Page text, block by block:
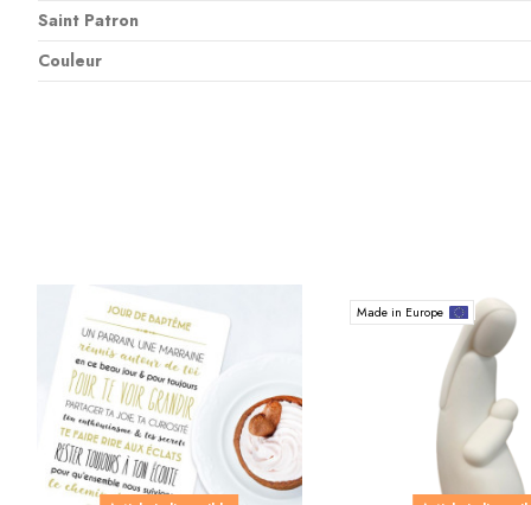
Saint Patron
Couleur
Made in Europe